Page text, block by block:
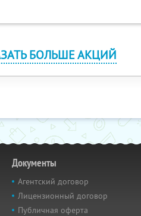
БОЛЬШЕ АКЦИЙ
Документы
Агентский договор
Лицензионный договор
Публичная оферта